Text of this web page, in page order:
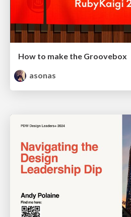
How to make the Groovebox
asonas